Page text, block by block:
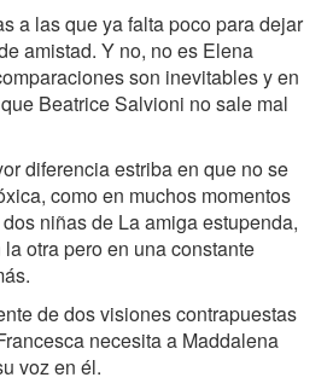
a las que ya falta poco para dejar
amistad. Y no, no es Elena
son inevitables y en
Beatrice Salvioni no sale mal
diferencia estriba en que no se
como en muchos momentos
niñas de La amiga estupenda,
otra pero en una constante
de dos visiones contrapuestas
necesita a Maddalena
voz en él.